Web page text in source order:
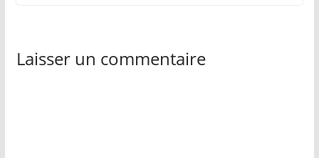
Laisser un commentaire